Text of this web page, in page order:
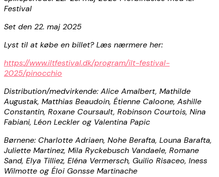
Festival
Set den 22. maj 2025
Lyst til at købe en billet? Læs nærmere her:
https://www.iltfestival.dk/program/ilt-festival-
2025/pinocchio
Distribution/medvirkende: Alice Amalbert, Mathilde
Augustak, Matthias Beaudoin, Étienne Caloone, Ashille
Constantin, Roxane Coursault, Robinson Courtois, Nina
Fabiani, Léon Leckler og Valentina Papic
Børnene: Charlotte Adriaen, Nohe Berafta, Louna Barafta,
Juliette Martinez, Mila Ryckebusch Vandaele, Romane
Sand, Elya Tilliez, Eléna Vermersch, Guilio Risaceo, Iness
Wilmotte og Éloi Gonsse Martinache